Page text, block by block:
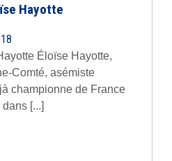
Hayotte
Éloïse Hayotte,
Comté, asémiste
championne de France
[...]